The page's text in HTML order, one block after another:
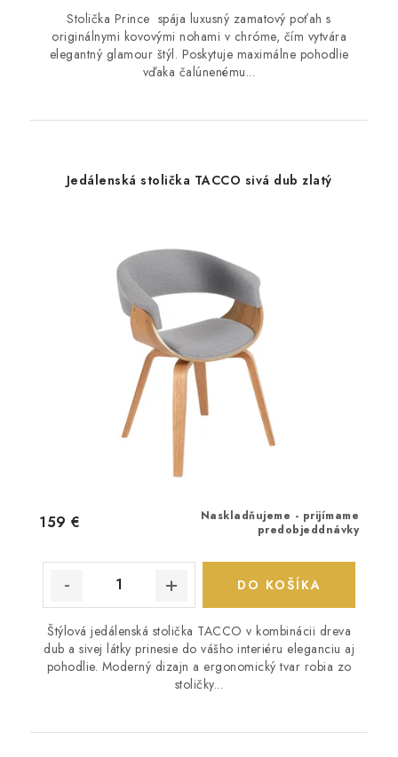
Stolička Prince spája luxusný zamatový poťah s
originálnymi kovovými nohami v chróme, čím vytvára
elegantný glamour štýl. Poskytuje maximálne pohodlie
vďaka čalúnenému...
Jedálenská stolička TACCO sivá dub zlatý
Naskladňujeme - prijímame
predobjeddnávky
159 €
DO KOŠÍKA
Štýlová jedálenská stolička TACCO v kombinácii dreva
dub a sivej látky prinesie do vášho interiéru eleganciu aj
pohodlie. Moderný dizajn a ergonomický tvar robia zo
stoličky...